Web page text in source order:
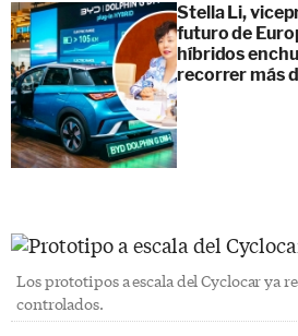
Stella Li,
futuro de
híbridos
recorrer más
Los prototipos a escala del Cyclocar ya
controlados.